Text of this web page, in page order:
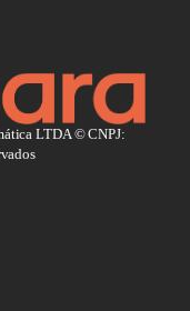
LTDA © CNPJ: